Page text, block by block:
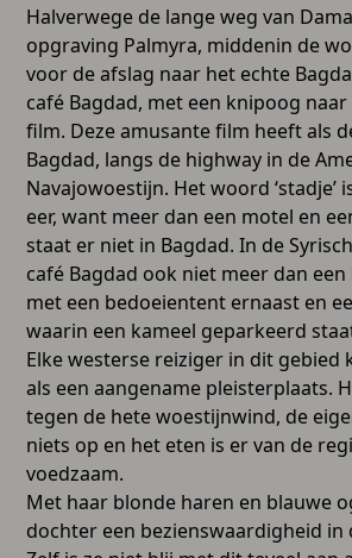
Halverwege de lange weg van
opgraving Palmyra, middenin de
voor de afslag naar het echte
café Bagdad, met een knipoog
film. Deze amusante film heeft als
Bagdad, langs de highway in de
Navajowoestijn. Het woord ‘stadje’
eer, want meer dan een motel en
staat er niet in Bagdad. In de
café Bagdad ook niet meer dan
met een bedoeientent ernaast en
waarin een kameel geparkeerd
Elke westerse reiziger in dit gebied
als een aangename pleisterplaats.
tegen de hete woestijnwind, de
niets op en het eten is er van de
voedzaam.
Met haar blonde haren en blauwe
dochter een bezienswaardigheid in